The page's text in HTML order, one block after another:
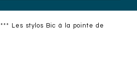
*** Les stylos Bic à la pointe de